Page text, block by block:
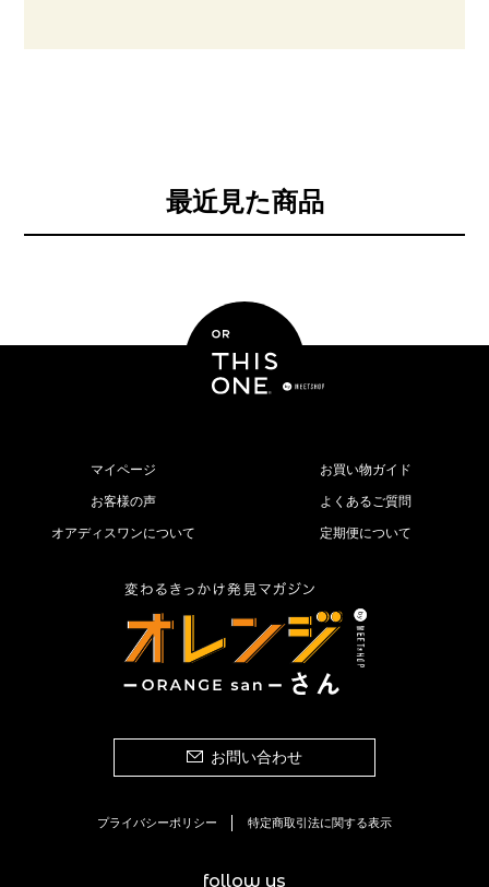
最近見た商品
マイページ お買い物ガイド
お客様の声 よくあるご質問
オアディスワンについて 定期便について
お問い合わせ
プライバシーポリシー 特定商取引法に関する表示
follow us